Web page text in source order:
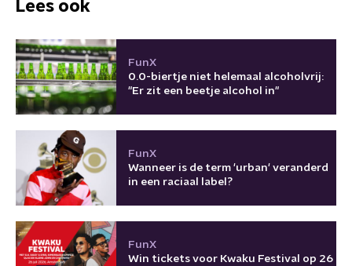
Lees ook
FunX
0.0-biertje niet helemaal alcoholvrij:
"Er zit een beetje alcohol in"
FunX
Wanneer is de term 'urban' veranderd
in een raciaal label?
FunX
Win tickets voor Kwaku Festival op 26